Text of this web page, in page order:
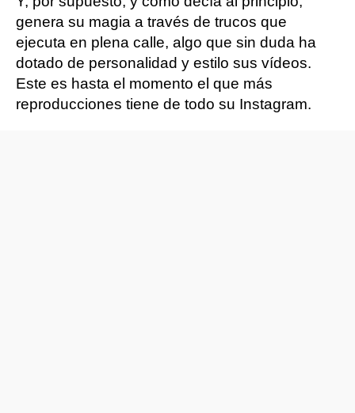
genera su magia a través de trucos que
ejecuta en plena calle, algo que sin duda ha
dotado de personalidad y estilo sus vídeos.
Este es hasta el momento el que más
reproducciones tiene de todo su Instagram.